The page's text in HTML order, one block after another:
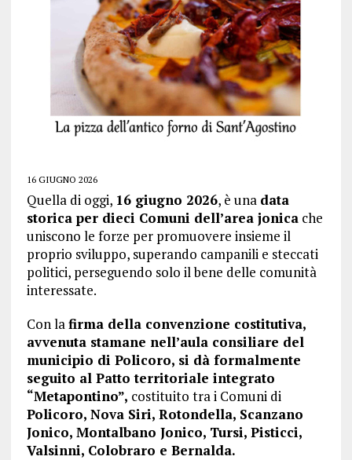
16 GIUGNO 2026
Quella di oggi, 16 giugno 2026, è una data
storica per dieci Comuni dell’area jonicache
uniscono le forze per promuovere insieme il
proprio sviluppo, superando campanili e steccati
politici, perseguendo solo il bene delle comunità
interessate.
Con lafirma della convenzione costitutiva,
avvenuta stamane nell’aula consiliare del
municipio di Policoro, si dà formalmente
seguito al Patto territoriale integrato
“Metapontino”, costituito tra i Comuni di
Policoro, Nova Siri, Rotondella, Scanzano
Jonico, Montalbano Jonico, Tursi, Pisticci,
Valsinni, Colobraro e Bernalda.